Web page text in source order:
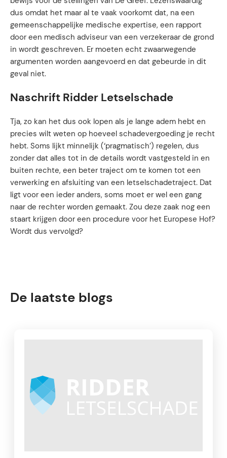
dus omdat het maar al te vaak voorkomt dat, na een
gemeenschappelijke medische expertise, een rapport
door een medisch adviseur van een verzekeraar de grond
in wordt geschreven. Er moeten echt zwaarwegende
argumenten worden aangevoerd en dat gebeurde in dit
geval niet.
Naschrift Ridder Letselschade
Tja, zo kan het dus ook lopen als je lange adem hebt en
precies wilt weten op hoeveel schadevergoeding je recht
hebt. Soms lijkt minnelijk (‘pragmatisch’) regelen, dus
zonder dat alles tot in de details wordt vastgesteld in en
buiten rechte, een beter traject om te komen tot een
verwerking en afsluiting van een letselschadetraject. Dat
ligt voor een ieder anders, soms moet er wel een gang
naar de rechter worden gemaakt. Zou deze zaak nog een
staart krijgen door een procedure voor het Europese Hof?
Wordt dus vervolgd?
De laatste blogs